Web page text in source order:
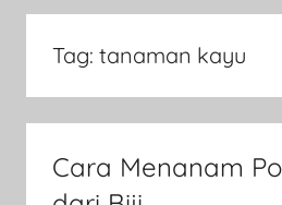
Tag: tanaman kayu
Cara Menanam